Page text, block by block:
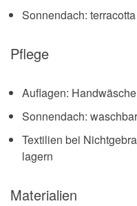
Sonnendach: terracotta
Pflege
Auflagen: Handwäsche
Sonnendach:
Textilien bei
lagern
Materialien